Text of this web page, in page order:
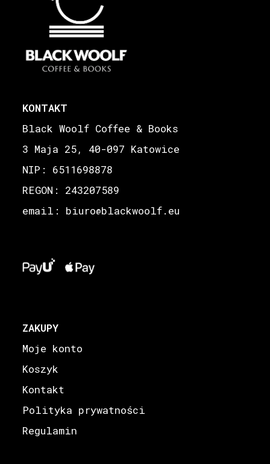
KONTAKT
Black Woolf Coffee & Books
3 Maja 25, 40-097 Katowice
NIP: 6511698878
REGON: 243207589
email: biuro@blackwoolf.eu
ZAKUPY
Moje konto
Koszyk
Kontakt
Polityka prywatności
Regulamin